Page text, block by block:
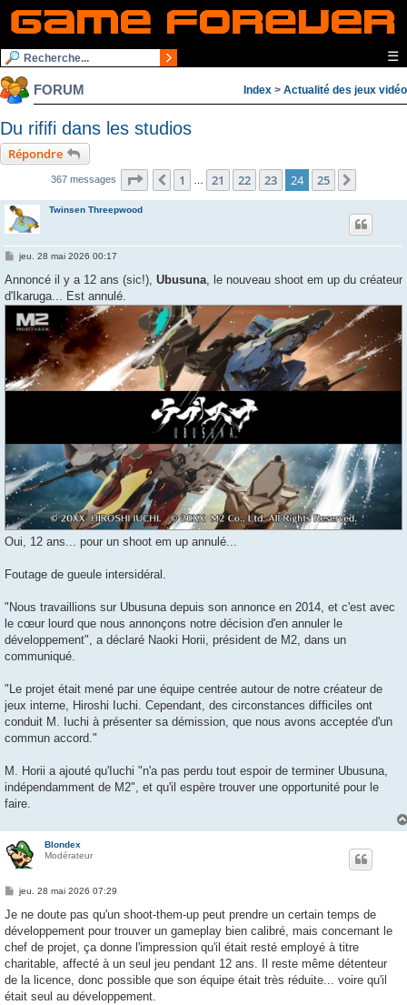
☰
FORUM Index > Actualité des jeux vidéo
Du rififi dans les studios
Répondre
367 messages Page 24 sur 25
Précédente
1 … 21 22 23 24 25
Twinsen Threepwood
M
s
a
e
jeu. 28 mai 2026 00:17
Annoncé il y a 12 ans (sic!), Ubusuna, le nouveau shoot em up du créateur
d'Ikaruga... Est annulé.
Oui, 12 ans... pour un shoot em up annulé...
Foutage de gueule intersidéral.
"Nous travaillions sur Ubusuna depuis son annonce en 2014, et c'est avec
le cœur lourd que nous annonçons notre décision d'en annuler le
développement", a déclaré Naoki Horii, président de M2, dans un
communiqué.
"Le projet était mené par une équipe centrée autour de notre créateur de
jeux interne, Hiroshi Iuchi. Cependant, des circonstances difficiles ont
conduit M. Iuchi à présenter sa démission, que nous avons acceptée d'un
commun accord."
M. Horii a ajouté qu'Iuchi "n'a pas perdu tout espoir de terminer Ubusuna,
indépendamment de M2", et qu'il espère trouver une opportunité pour le
faire.
Blondex
Modérateur
M
s
a
g
jeu. 28 mai 2026 07:29
Je ne doute pas qu'un shoot-them-up peut prendre un certain temps de
développement pour trouver un gameplay bien calibré, mais concernant le
chef de projet, ça donne l'impression qu'il était resté employé à titre
charitable, affecté à un seul jeu pendant 12 ans. Il reste même détenteur
de la licence, donc possible que son équipe était très réduite... voire qu'il
était seul au développement.